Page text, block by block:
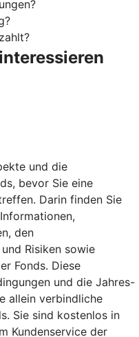
und die
bevor Sie eine
Darin finden Sie
den
Risiken sowie
Fonds. Diese
und die Jahres-
allein verbindliche
Sie sind kostenlos in
Kundenservice der